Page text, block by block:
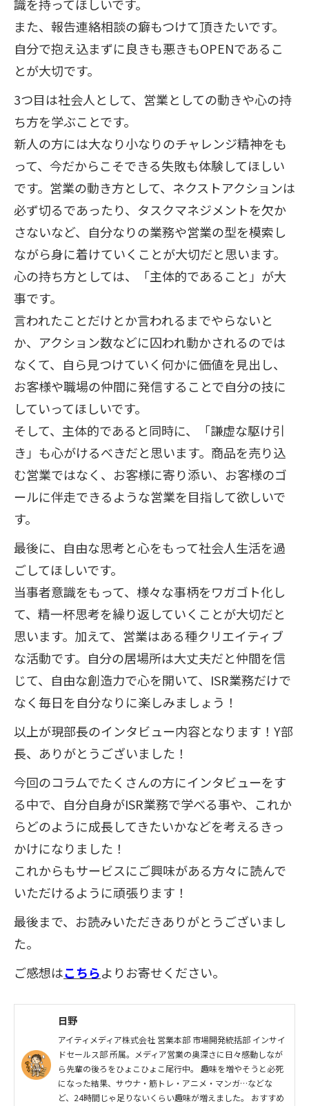
識を持ってほしいです。
また、報告連絡相談の癖もつけて頂きたいです。
自分で抱え込まずに良きも悪きもOPENであるこ
とが大切です。
3つ目は社会人として、営業としての動きや心の持
ち方を学ぶことです。
新人の方には大なり小なりのチャレンジ精神をも
って、今だからこそできる失敗も体験してほしい
です。営業の動き方として、ネクストアクションは
必ず切るであったり、タスクマネジメントを欠か
さないなど、自分なりの業務や営業の型を模索し
ながら身に着けていくことが大切だと思います。
心の持ち方としては、「主体的であること」が大
事です。
言われたことだけとか言われるまでやらないと
か、アクション数などに囚われ動かされるのでは
なくて、自ら見つけていく何かに価値を見出し、
お客様や職場の仲間に発信することで自分の技に
していってほしいです。
そして、主体的であると同時に、「謙虚な駆け引
き」も心がけるべきだと思います。商品を売り込
む営業ではなく、お客様に寄り添い、お客様のゴ
ールに伴走できるような営業を目指して欲しいで
す。
最後に、自由な思考と心をもって社会人生活を過
ごしてほしいです。
当事者意識をもって、様々な事柄をワガゴト化し
て、精一杯思考を繰り返していくことが大切だと
思います。加えて、営業はある種クリエイティブ
な活動です。自分の居場所は大丈夫だと仲間を信
じて、自由な創造力で心を開いて、ISR業務だけで
なく毎日を自分なりに楽しみましょう！
以上が現部長のインタビュー内容となります！Y部
長、ありがとうございました！
今回のコラムでたくさんの方にインタビューをす
る中で、自分自身がISR業務で学べる事や、これか
らどのように成長してきたいかなどを考えるきっ
かけになりました！
これからもサービスにご興味がある方々に読んで
いただけるように頑張ります！
最後まで、お読みいただきありがとうございまし
た。
ご感想はこちらよりお寄せください。
日野
アイティメディア株式会社 営業本部 市場開発統括部 インサイ
ドセールス部 所属。メディア営業の奥深さに日々感動しなが
ら先輩の後ろをひょこひょこ尾行中。 趣味を増やそうと必死
になった結果、サウナ・筋トレ・アニメ・マンガ…などな
ど、24時間じゃ足りないくらい趣味が増えました。 おすすめ